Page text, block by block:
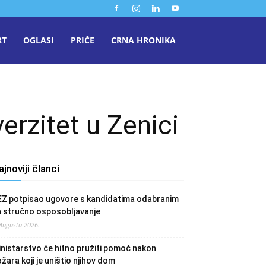
OGLASI PRIČE CRNA HRONIKA
u Zenici
članci
potpisao ugovore s kandidatima odabranim
stručno osposobljavanje
2026.
će hitno pružiti pomoć nakon
koji je uništio njihov dom